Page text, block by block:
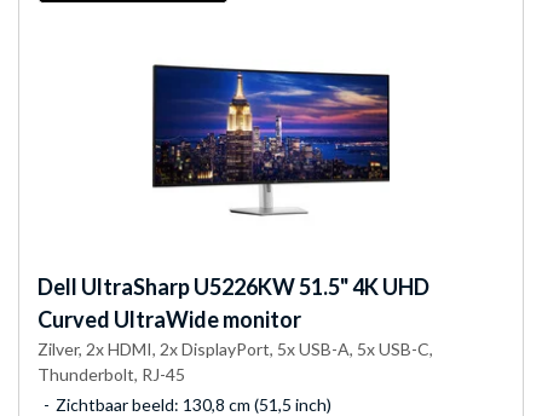
Dell UltraSharp U5226KW 51.5" 4K UHD
Curved UltraWide monitor
Zilver, 2x HDMI, 2x DisplayPort, 5x USB-A, 5x USB-C,
Thunderbolt, RJ-45
Zichtbaar beeld: 130,8 cm (51,5 inch)